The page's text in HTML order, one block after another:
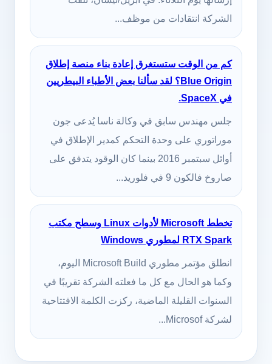
الشركة انتقادات من موظف...
كم من الوقت ستستغرق إعادة بناء منصة إطلاق
Blue Origin؟ لقد سألنا بعض الأطباء البيطريين
في SpaceX.
جلس مهندس سابق في وكالة ناسا يُدعى جون
موراتوري على وحدة التحكم كمدير الإطلاق في
أوائل سبتمبر 2016 بينما كان الوقود يتدفق على
صاروخ فالكون 9 في فلوريد...
تخطط Microsoft لأدوات Linux وسطح مكتب
RTX Spark لمطوري Windows
انطلق مؤتمر مطوري Microsoft Build اليوم،
وكما هو الحال مع كل ما فعلته الشركة تقريبًا في
السنوات القليلة الماضية، ركزت الكلمة الافتتاحية
لشركة Microsof...